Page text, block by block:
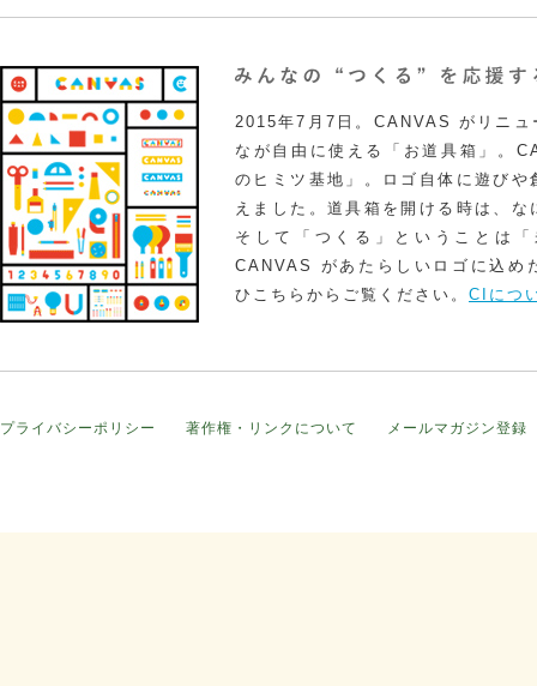
2015年7月7日。CANVAS がリニュ
なが自由に使える「お道具箱」。
のヒミツ基地」。ロゴ自体に遊び
えました。道具箱を開ける時は、
そして「つくる」ということは
CANVAS があたらしいロゴに込め
ひこちらからご覧ください。 CIにつ
プライバシーポリシー 著作権・リンクについて メールマガジン登録